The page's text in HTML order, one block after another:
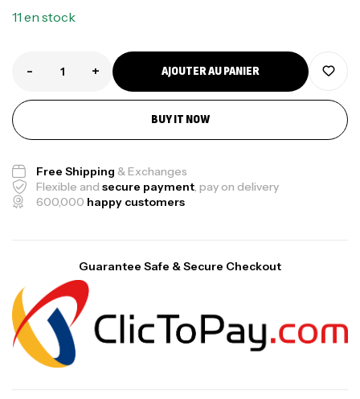
11 en stock
- + AJOUTER AU PANIER
BUY IT NOW
Free Shipping & Exchanges
Flexible and secure payment, pay on delivery
600,000 happy customers
Guarantee Safe & Secure Checkout